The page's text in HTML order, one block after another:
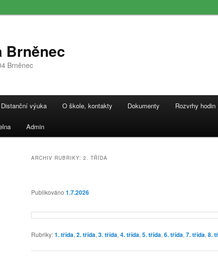
Brněnec
Brněnec
Distanční výuka O škole, kontakty Dokumenty Rozvrhy hodin
Admin
ARCHIV RUBRIKY: 2. TŘÍDA
Publikováno 1.7.2026
Rubriky:1. třída, 2. třída, 3. třída, 4. třída, 5. třída, 6. třída, 7. třída, 8.